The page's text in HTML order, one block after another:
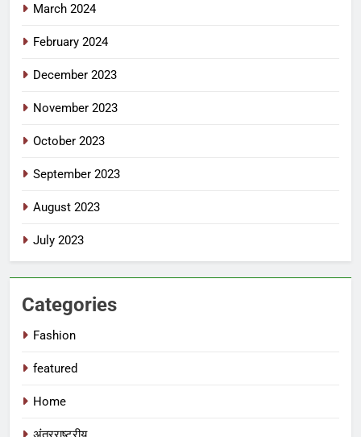
March 2024
February 2024
December 2023
November 2023
October 2023
September 2023
August 2023
July 2023
Categories
Fashion
featured
Home